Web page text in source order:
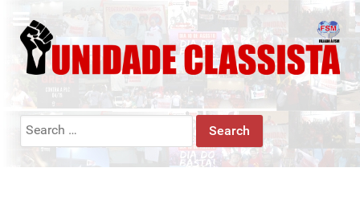
Search